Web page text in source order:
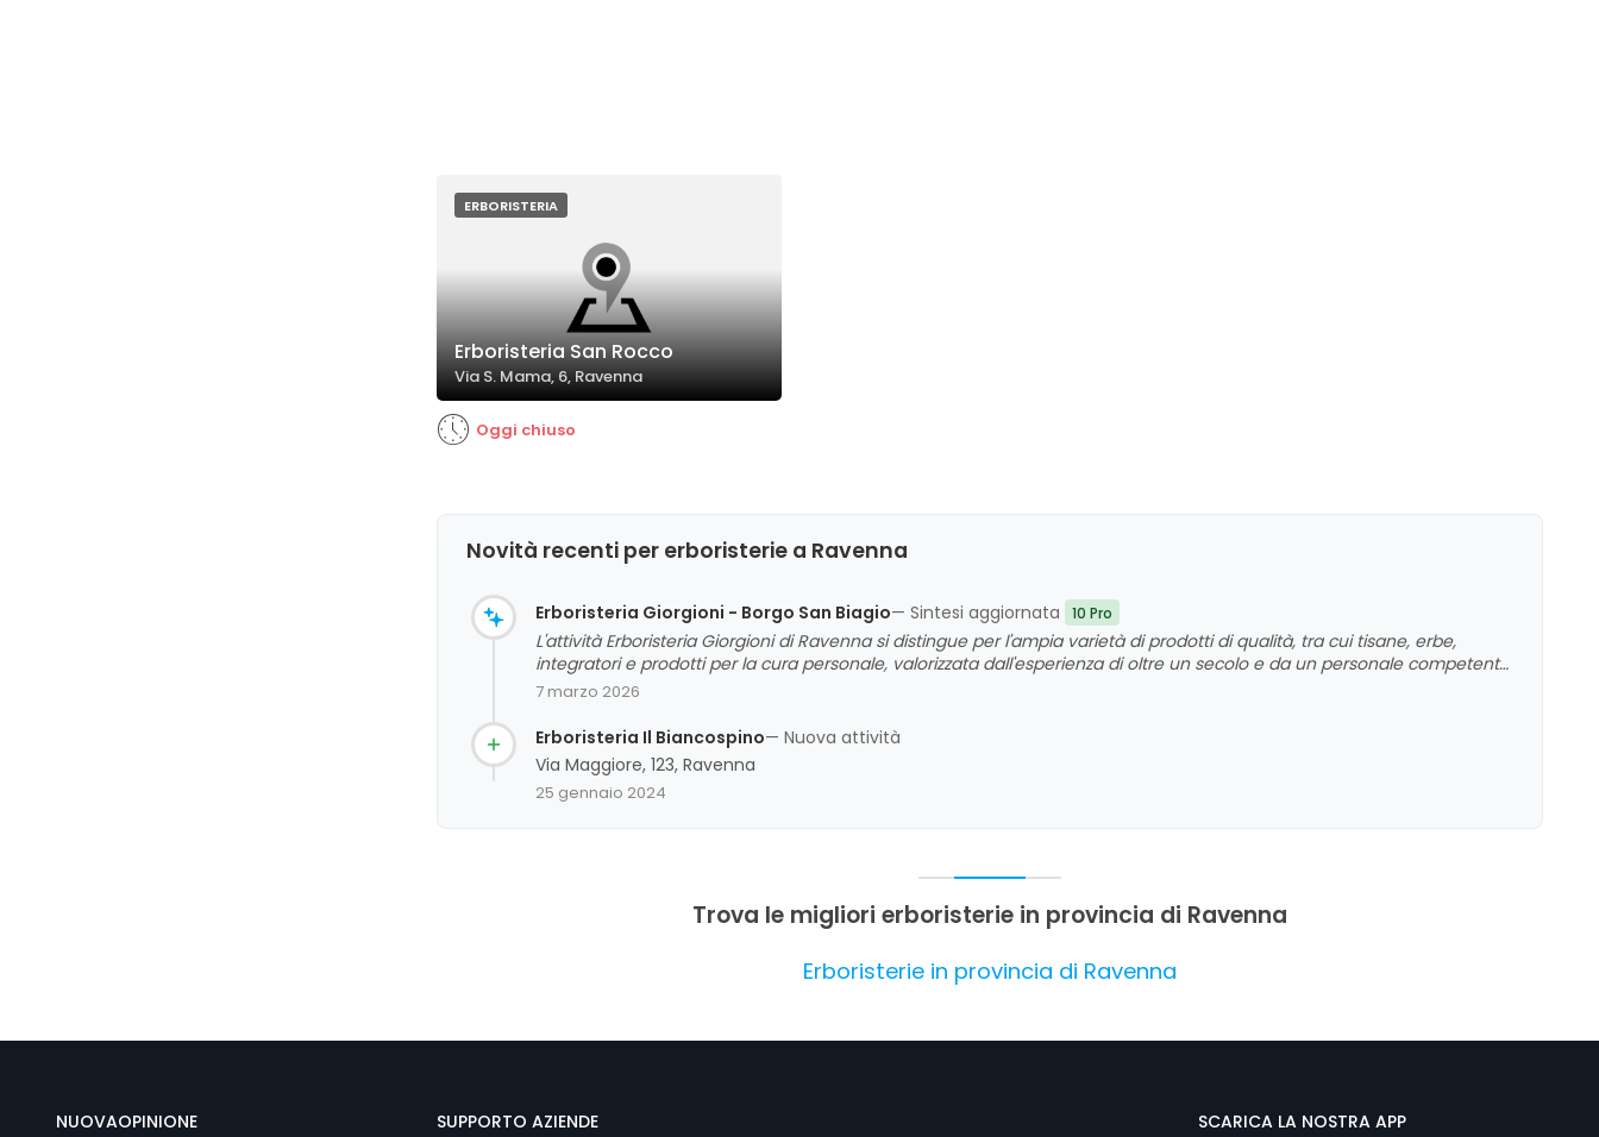
ERBORISTERIA
Erboristeria San Rocco
Via S. Mama, 6, Ravenna
Oggi chiuso
Novità recenti per erboristerie a Ravenna
Erboristeria Giorgioni - Borgo San Biagio— Sintesi aggiornata 10 Pro
L'attività Erboristeria Giorgioni di Ravenna si distingue per l'ampia varietà di prodotti di qualità, tra cui tisane, erbe,
integratori e prodotti per la cura personale, valorizzata dall'esperienza di oltre un secolo e da un personale competente
e cortese. La clientela apprezza il rapporto qualità-prezzo e l'atmosfera accogliente del negozio, che invita a una visita
prodotti di buona qualità.
7 marzo 2026
Erboristeria Il Biancospino— Nuova attività
Via Maggiore, 123, Ravenna
25 gennaio 2024
Trova le migliori erboristerie in provincia di Ravenna
Erboristerie in provincia di Ravenna
NUOVAOPINIONE SUPPORTO AZIENDE SCARICA LA NOSTRA APP